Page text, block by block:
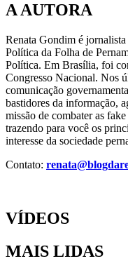
A AUTORA
Renata Gondim é
Política da Folha de
Política. Em Brasília, foi
Congresso Nacional. Nos
comunicação
bastidores da informação,
missão de combater as
trazendo para você os
interesse da sociedade
Contato:
VÍDEOS
MAIS LIDAS